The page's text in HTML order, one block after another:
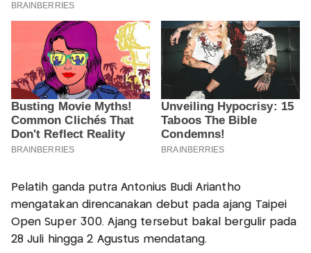
Pelatih ganda putra Antonius Budi Ariantho
mengatakan direncanakan debut pada ajang Taipei
Open Super 300. Ajang tersebut bakal bergulir pada
28 Juli hingga 2 Agustus mendatang.